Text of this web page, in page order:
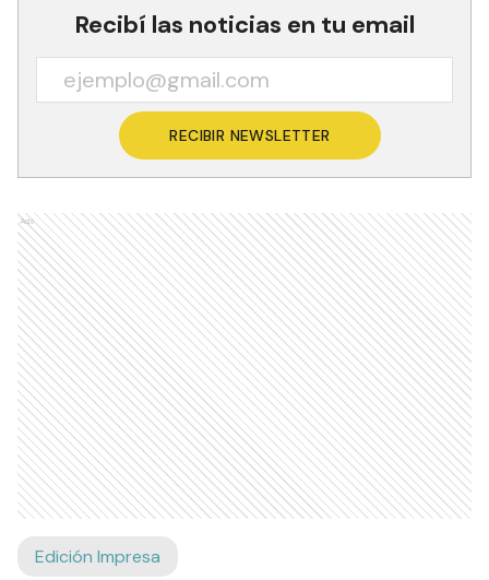
Recibí las noticias en tu email
RECIBIR NEWSLETTER
Ads
Edición Impresa